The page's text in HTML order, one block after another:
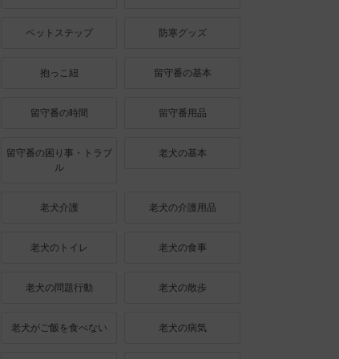
ペットステップ 防寒グッズ
抱っこ紐 留守番の基本
留守番の時間 留守番用品
留守番の困り事・トラブ
ル
老犬の基本
老犬介護 老犬の介護用品
老犬のトイレ 老犬の食事
老犬の問題行動 老犬の散歩
老犬がご飯を食べない 老犬の病気